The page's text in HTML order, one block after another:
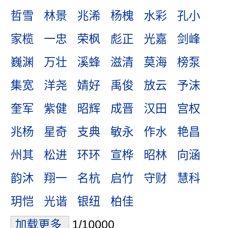
哲雪
林景 兆浠 杨槐 水彩
孔小
家榄
一忠 荣枫 彪正 光嘉
剑峰
巍渊
万壮 溪蜂 滋清 莫海
榜泵
集宽
洋尧 婧好 禹俊 放云
予沫
奎军
紫健 昭辉 成晋 汉田
宫权
兆杨
星奇 支典 敏永 作水
艳昌
州其
松进 环环 宣桦 昭林
向涵
韵沐
翔一 名杭 启竹 守财
慧科
玥恺
光谐 银纽
柏佳
加载更多
1/10000